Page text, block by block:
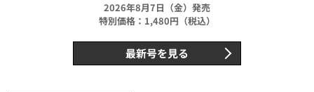
2026年8月7日（金）発売
特別価格：1,480円（税込）
最新号を見る